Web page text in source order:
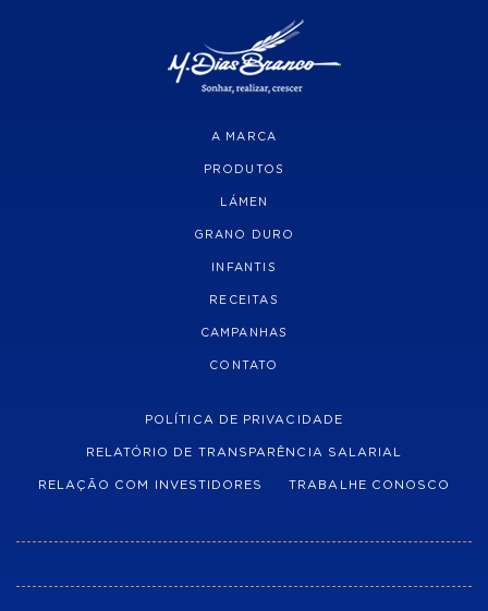
A MARCA
PRODUTOS
LÁMEN
GRANO DURO
INFANTIS
RECEITAS
CAMPANHAS
CONTATO
POLÍTICA DE PRIVACIDADE
RELATÓRIO DE TRANSPARÊNCIA SALARIAL
RELAÇÃO COM INVESTIDORES TRABALHE CONOSCO